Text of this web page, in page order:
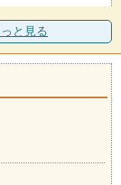
。由良浜海岸か
と見る